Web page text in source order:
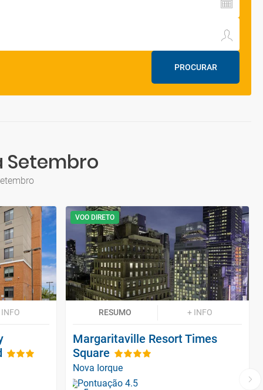
PROCURAR
Setembro
VOO DIRETO
RESUMO + INFO
Margaritaville Resort Times
Square
Nova Iorque